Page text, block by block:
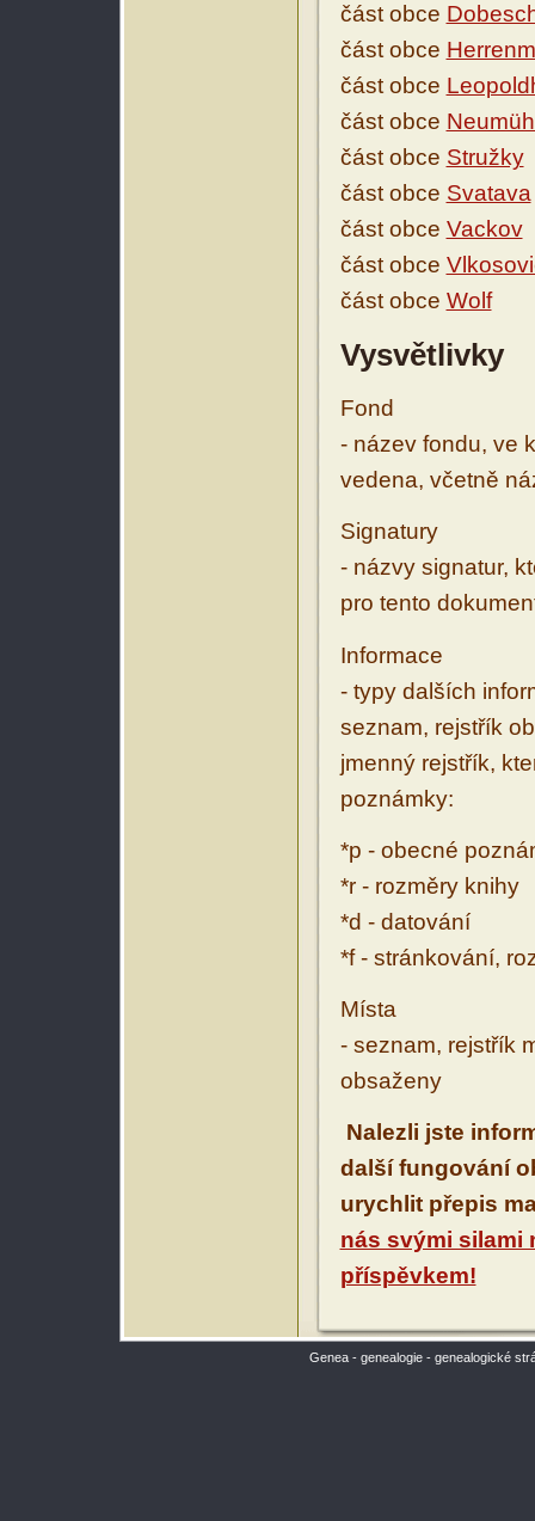
část obce
část obce
část obce
část obce
část obce Stružky
část obce Svatava
část obce Vackov
část obce
část obce Wolf
Vysvětlivky
Fond
- název fondu, ve
vedena, včetně
Signatury
- názvy signatur,
pro tento
Informace
- typy dalších
seznam, rejstřík
jmenný rejstřík,
poznámky:
*p - obecné
*r - rozměry knihy
*d - datování
*f - stránkování,
Místa
- seznam, rejstřík
obsaženy
Nalezli jste
další fungování
urychlit přepis
nás svými silami
příspěvkem!
Genea - genealogie - genealogické